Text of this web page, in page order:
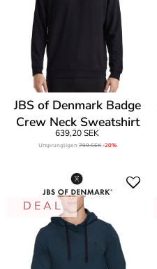
JBS of Denmark Badge
Crew Neck Sweatshirt
639,20 SEK
Ursprungligen799 SEK-20%
D E A L